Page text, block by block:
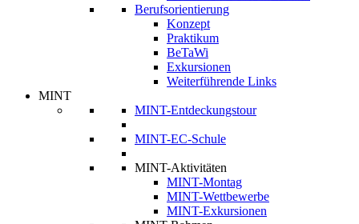
Berufsorientierung
Konzept
Praktikum
BeTaWi
Exkursionen
Weiterführende Links
MINT
MINT-Entdeckungstour
MINT-EC-Schule
MINT-Aktivitäten
MINT-Montag
MINT-Wettbewerbe
MINT-Exkursionen